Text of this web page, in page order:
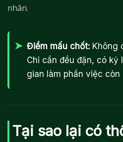
nhân.
Điểm mấu chốt: Không
Chỉ cần đều đặn, có kỷ
gian làm phần việc còn
Tại sao lại có